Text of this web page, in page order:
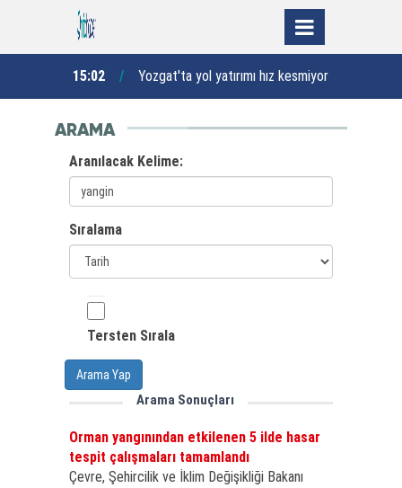
15:02 Yozgat'ta yol yatırımı hız kesmiyor
ARAMA
Aranılacak Kelime:
Sıralama
Tersten Sırala
Arama Yap
Arama Sonuçları
Orman yangınından etkilenen 5 ilde hasar
tespit çalışmaları tamamlandı
Çevre, Şehircilik ve İklim Değişikliği Bakanı